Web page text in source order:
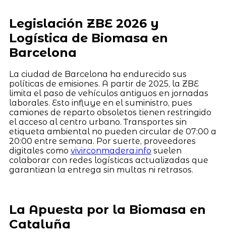
Legislación ZBE 2026 y
Logística de Biomasa en
Barcelona
La ciudad de Barcelona ha endurecido sus
políticas de emisiones. A partir de 2025, la ZBE
limita el paso de vehículos antiguos en jornadas
laborales. Esto influye en el suministro, pues
camiones de reparto obsoletos tienen restringido
el acceso al centro urbano. Transportes sin
etiqueta ambiental no pueden circular de 07:00 a
20:00 entre semana. Por suerte, proveedores
digitales como vivirconmadera.info suelen
colaborar con redes logísticas actualizadas que
garantizan la entrega sin multas ni retrasos.
La Apuesta por la Biomasa en
Cataluña